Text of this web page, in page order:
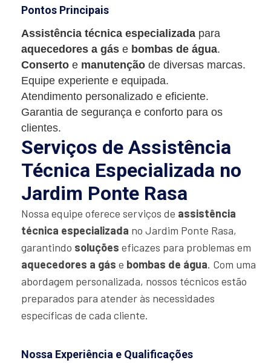
Pontos Principais
Assistência técnica especializada para
aquecedores a gás e bombas de água.
Conserto e manutenção de diversas marcas.
Equipe experiente e equipada.
Atendimento personalizado e eficiente.
Garantia de segurança e conforto para os
clientes.
Serviços de Assistência
Técnica Especializada no
Jardim Ponte Rasa
Nossa equipe oferece serviços de assistência
técnica especializada no Jardim Ponte Rasa,
garantindo soluções eficazes para problemas em
aquecedores a gás e bombas de água. Com uma
abordagem personalizada, nossos técnicos estão
preparados para atender às necessidades
específicas de cada cliente.
Nossa Experiência e Qualificações